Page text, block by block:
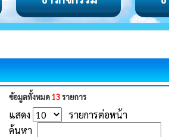
ข้อมูลทั้งหมด 13รายการ
แสดง
รายการต่อหน้า
ค้นหา